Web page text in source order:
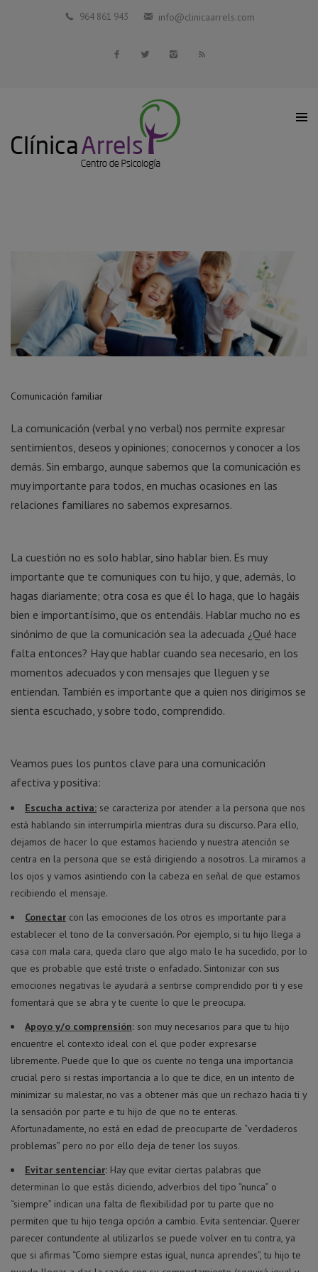
Blog
964 861 943 info@clinicaarrels.com
Comunicación familiar
La comunicación (verbal y no verbal) nos permite expresar
sentimientos, deseos y opiniones; conocernos y conocer a los
demás. Sin embargo, aunque sabemos que la comunicación es
muy importante para todos, en muchas ocasiones en las
relaciones familiares no sabemos expresarnos.
La cuestión no es solo hablar, sino hablar bien. Es muy
importante que te comuniques con tu hijo, y que, además, lo
hagas diariamente; otra cosa es que él lo haga, que lo hagáis
bien e importantísimo, que os entendáis. Hablar mucho no es
sinónimo de que la comunicación sea la adecuada ¿Qué hace
falta entonces? Hay que hablar cuando sea necesario, en los
momentos adecuados y con mensajes que lleguen y se
entiendan. También es importante que a quien nos dirigimos se
sienta escuchado, y sobre todo, comprendido.
Veamos pues los puntos clave para una comunicación
afectiva y positiva:
Escucha activa: se caracteriza por atender a la persona que nos
está hablando sin interrumpirla mientras dura su discurso. Para ello,
dejamos de hacer lo que estamos haciendo y nuestra atención se
centra en la persona que se está dirigiendo a nosotros. La miramos a
los ojos y vamos asintiendo con la cabeza en señal de que estamos
recibiendo el mensaje.
Conectar con las emociones de los otros es importante para
establecer el tono de la conversación. Por ejemplo, si tu hijo llega a
casa con mala cara, queda claro que algo malo le ha sucedido, por lo
que es probable que esté triste o enfadado. Sintonizar con sus
emociones negativas le ayudará a sentirse comprendido por ti y ese
fomentará que se abra y te cuente lo que le preocupa.
Apoyo y/o comprensión: son muy necesarios para que tu hijo
encuentre el contexto ideal con el que poder expresarse
libremente. Puede que lo que os cuente no tenga una importancia
crucial pero si restas importancia a lo que te dice, en un intento de
minimizar su malestar, no vas a obtener más que un rechazo hacia ti y
la sensación por parte e tu hijo de que no te enteras.
Afortunadamente, no está en edad de preocuparte de “verdaderos
problemas” pero no por ello deja de tener los suyos.
Evitar sentenciar: Hay que evitar ciertas palabras que
determinan lo que estás diciendo, adverbios del tipo “nunca” o
“siempre” indican una falta de flexibilidad por tu parte que no
permiten que tu hijo tenga opción a cambio. Evita sentenciar. Querer
parecer contundente al utilizarlos se puede volver en tu contra, ya
que si afirmas “Como siempre estas igual, nunca aprendes”, tu hijo te